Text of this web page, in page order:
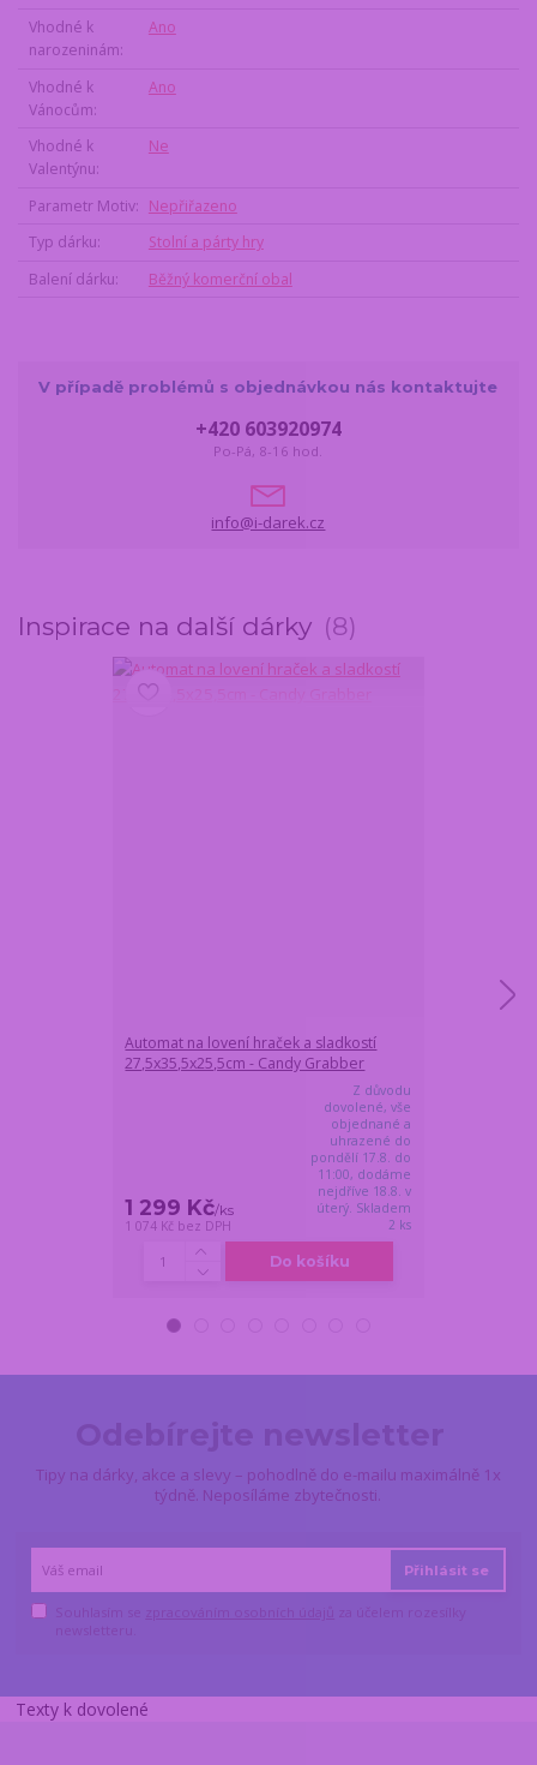
Vhodné k
narozeninám
Ano
Vhodné k
Vánocům
Ano
Vhodné k
Valentýnu
Ne
Parametr Motiv
Nepřiřazeno
Typ dárku
Stolní a párty hry
Balení dárku
Běžný komerční obal
V případě problémů s objednávkou nás kontaktujte
+420 603920974
Po-Pá, 8-16 hod.
info@i-darek.cz
Inspirace na další dárky 8
Automat na lovení hraček a sladkostí
27,5x35,5x25,5cm - Candy Grabber
1 299 Kč/ks
1 074 Kč bez DPH
Z důvodu
dovolené, vše
objednané a
uhrazené do
pondělí 17.8. do
11:00, dodáme
nejdříve 18.8. v
úterý. Skladem
2 ks
Do košíku
Tipy na dárky, akce a slevy – pohodlně do e-mailu maximálně 1x
týdně. Neposíláme zbytečnosti.
Přihlásit se
Texty k dovolené